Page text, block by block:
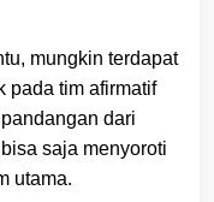
mungkin terdapat
pada tim afirmatif
dari
saja menyoroti
utama.